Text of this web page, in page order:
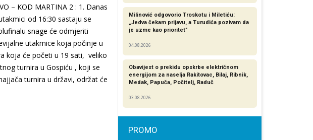
– KOD MARTINA 2 : 1. Danas
od 16:30 sastaju se
snage će odmjeriti
utakmice koja počinje u
koja će početi u 19 sati, veliko
turnira u Gospiću , koji se
turnira u državi, održat će
Milinović odgovorio Troskotu i Miletiću:
„Jedva čekam prijavu, a Turudića pozivam da
je uzme kao prioritet”
04.08.2026
Obavijest o prekidu opskrbe električnom
energijom za naselja Rakitovac, Bilaj, Ribnik,
Medak, Papuča, Počitelj, Raduč
03.08.2026
PROMO